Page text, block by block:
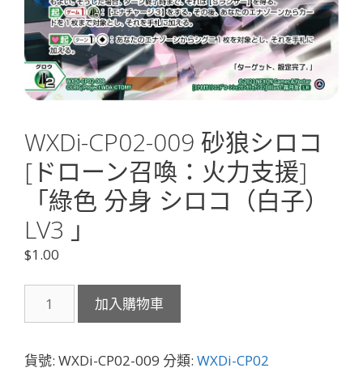
WXDi-CP02-009 砂狼シロコ
[ドローン召喚：火力支援]
「綠色 分身 シロコ（白子）
LV3 」
$1.00
CP02-
砂
加入購物車
貨號: WXDi-CP02-009 分類: WXDi-CP02